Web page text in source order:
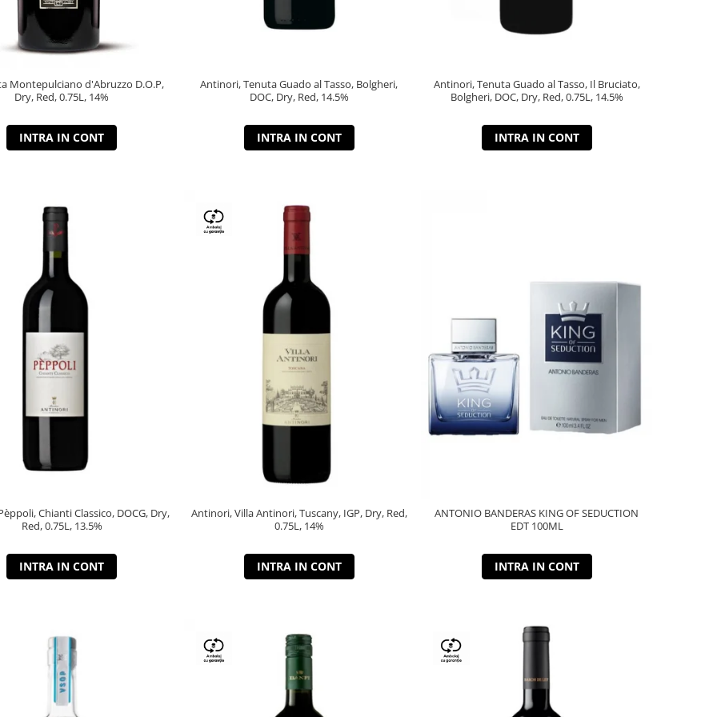
Montepulciano d'Abruzzo D.O.P,
Dry, Red, 0.75L, 14%
INTRA IN CONT
Antinori, Tenuta Guado al Tasso, Bolgheri,
DOC, Dry, Red, 14.5%
INTRA IN CONT
Antinori, Tenuta Guado al Tasso, Il Bruciato,
Bolgheri, DOC, Dry, Red, 0.75L, 14.5%
INTRA IN CONT
Chianti Classico, DOCG, Dry,
Red, 0.75L, 13.5%
INTRA IN CONT
Antinori, Villa Antinori, Tuscany, IGP, Dry, Red,
0.75L, 14%
INTRA IN CONT
ANTONIO BANDERAS KING OF SEDUCTION
EDT 100ML
INTRA IN CONT